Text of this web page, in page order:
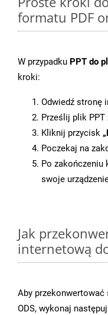
formatu PDF
W przypadku PPT do
kroki:
Odwiedź stronę
Prześlij plik PPT
Kliknij przycisk
Poczekaj na
Po zakończeniu
swoje
Jak
internetową
Aby
ODS, wykonaj